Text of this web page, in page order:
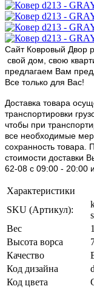
Сайт Ковровый Двор
свой дом, свою
предлагаем Вам
Все только для Вас!
Доставка товара
транспортировки
чтобы при
все необходимые
сохранность товара.
стоимости доставки
62-08 c 09:00 - 20:00
Характеристики
SKU (Артикул):
Вес
Высота ворса
Качество
Код дизайна
Код цвета